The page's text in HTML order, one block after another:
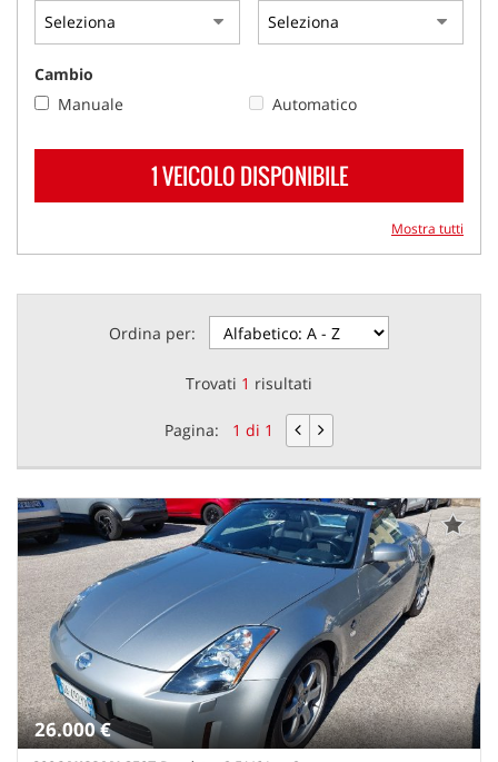
Cambio
Manuale
Automatico
1 VEICOLO DISPONIBILE
Mostra tutti
Ordina per:
Trovati 1 risultati
Pagina: 1 di 1
26.000 €